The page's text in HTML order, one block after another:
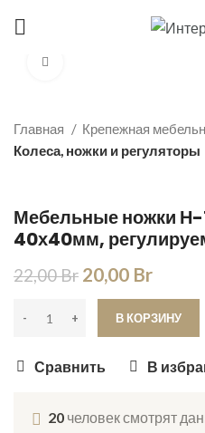
Главная
Крепежная
Колеса, ножки и регуляторы
Мебельные ножки
40х40мм,
22,00Br 20,00 Br
В КОРЗИНУ
Сравнить В
20 человек смотрят
+375 (29)